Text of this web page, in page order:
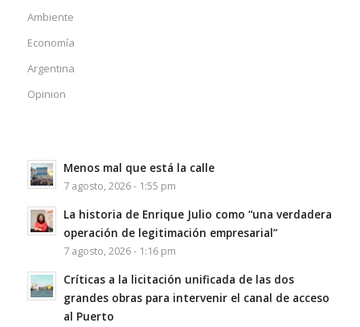
Ambiente
Economía
Argentina
Opinion
Menos mal que está la calle
7 agosto, 2026 - 1:55 pm
La historia de Enrique Julio como “una verdadera
operación de legitimación empresarial”
7 agosto, 2026 - 1:16 pm
Críticas a la licitación unificada de las dos
grandes obras para intervenir el canal de acceso
al Puerto